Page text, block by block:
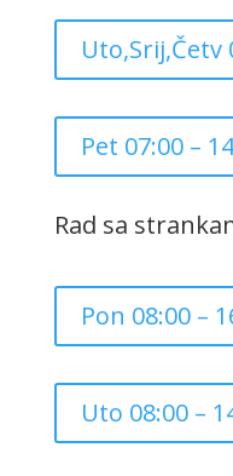
Uto,Srij,Četv
Pet 07:00 –
Rad sa
Pon 08:00 –
Uto 08:00 –